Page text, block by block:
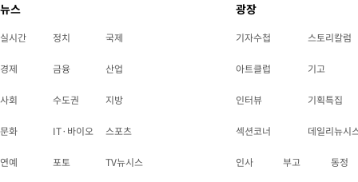
뉴스
실시간 정치 국제
경제 금융 산업
사회 수도권 지방
문화 IT·바이오 스포츠
연예 포토 TV뉴시스
광장
기자수첩 스토리칼럼
아트클럽 기고
인터뷰 기획특집
섹션코너 데일리뉴시
인사 부고 동정